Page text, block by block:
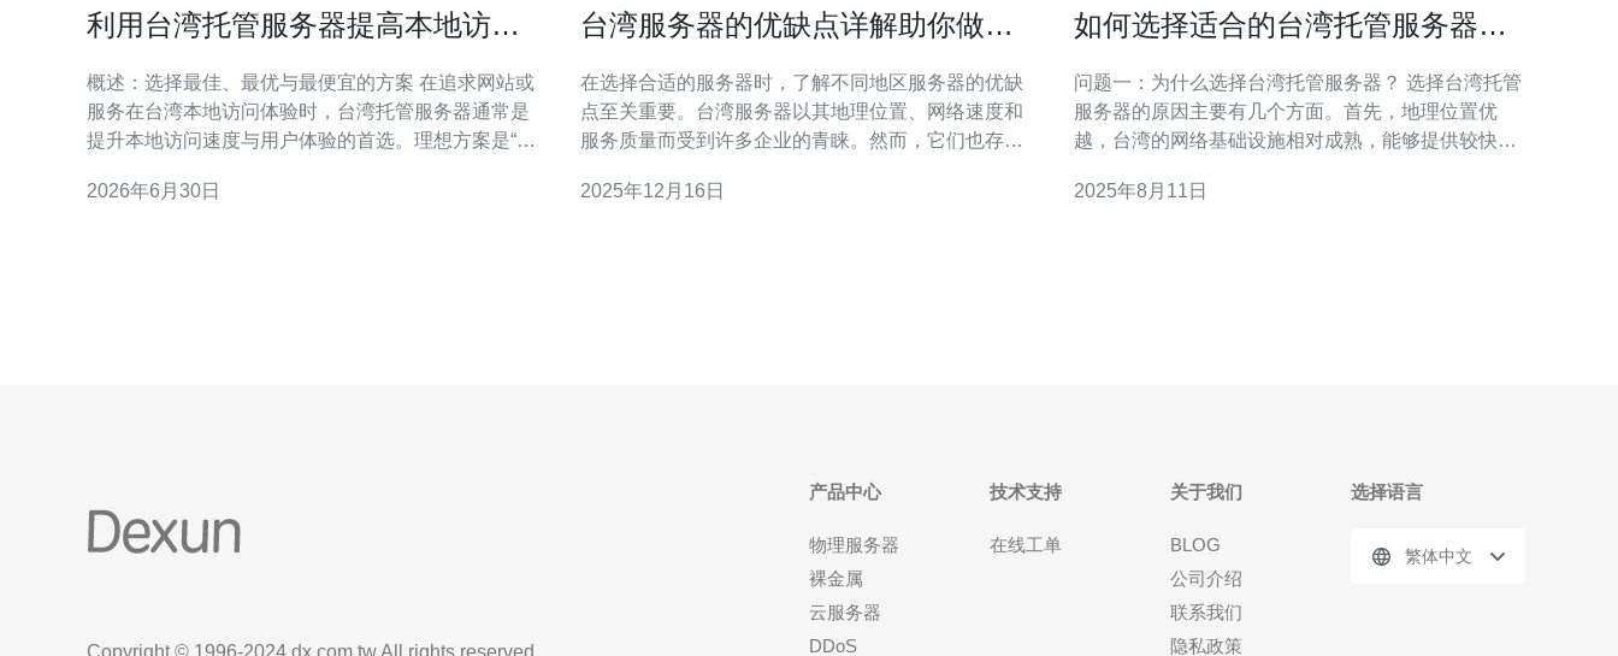
利用台湾托管服务器提高本地访问
概述：选择最佳、最优与最便宜的方案 在追求网站或
服务在台湾本地访问体验时，台湾托管服务器通常是
提升本地访问速度与用户体验的首选。理想方案是“最
联），最优方案则在成本与性能间取得平衡（如云主
2026年6月30日
台湾服务器的优缺点详解助你做出
在选择合适的服务器时，了解不同地区服务器的优缺
点至关重要。台湾服务器以其地理位置、网络速度和
服务质量而受到许多企业的青睐。然而，它们也存在
将详细解析台湾服务器的优缺点，并推荐德讯电讯作
2025年12月16日
如何选择适合的台湾托管服务器服
问题一：为什么选择台湾托管服务器？ 选择台湾托管
服务器的原因主要有几个方面。首先，地理位置优
越，台湾的网络基础设施相对成熟，能够提供较快的
全，对于数据保护和隐私有一定的保障。此外，台湾
2025年8月11日
Copyright © 1996-2024 dx.com.tw All rights reserved.
产品中心
物理服务器
裸金属
云服务器
DDoS
技术支持
在线工单
关于我们
BLOG
公司介绍
联系我们
隐私政策
选择语言
繁体中文